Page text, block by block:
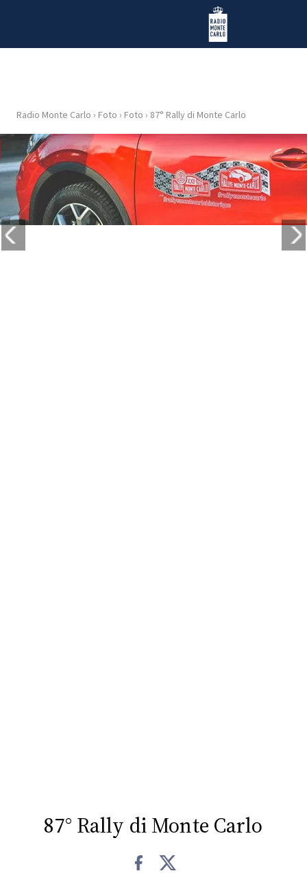
Radio Monte Carlo
HOME
RADIO
WEB
RADIO
PLAYLIST
Radio Monte Carlo › Foto › Foto › 87° Rally di Monte Carlo
87° Rally di Monte Carlo